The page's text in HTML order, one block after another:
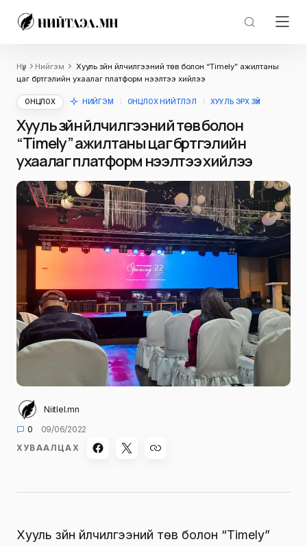
Нүүр Нийгэм
Хууль зүйн үйлчилгээний төв болон “Тimely” ажилтаны
цаг бүртгэлийн ухаалаг платформ нээлтээ хийлээ
ОНЦЛОХ НИЙГЭМ ОНЦЛОХ НИЙТЛЭЛ ХУУЛЬ ЭРХ ЗҮЙ
Хууль зүйн үйлчилгээний төв болон
“Тimely” ажилтаны цаг бүртгэлийн
ухаалаг платформ нээлтээ хийлээ
Niitlel.mn
0
09/06/2022
ХУВААЛЦАХ
Хууль зүйн үйлчилгээний төв болон “Тimely”